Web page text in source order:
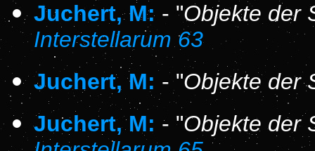
Juchert, M: - "Objekte der
Interstellarum 63
Juchert, M: - "Objekte der
Juchert, M: - "Objekte der